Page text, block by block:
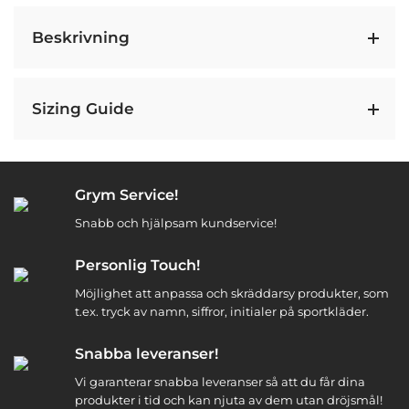
Beskrivning
Sizing Guide
Grym Service!
Snabb och hjälpsam kundservice!
Personlig Touch!
Möjlighet att anpassa och skräddarsy produkter, som
t.ex. tryck av namn, siffror, initialer på sportkläder.
Snabba leveranser!
Vi garanterar snabba leveranser så att du får dina
produkter i tid och kan njuta av dem utan dröjsmål!